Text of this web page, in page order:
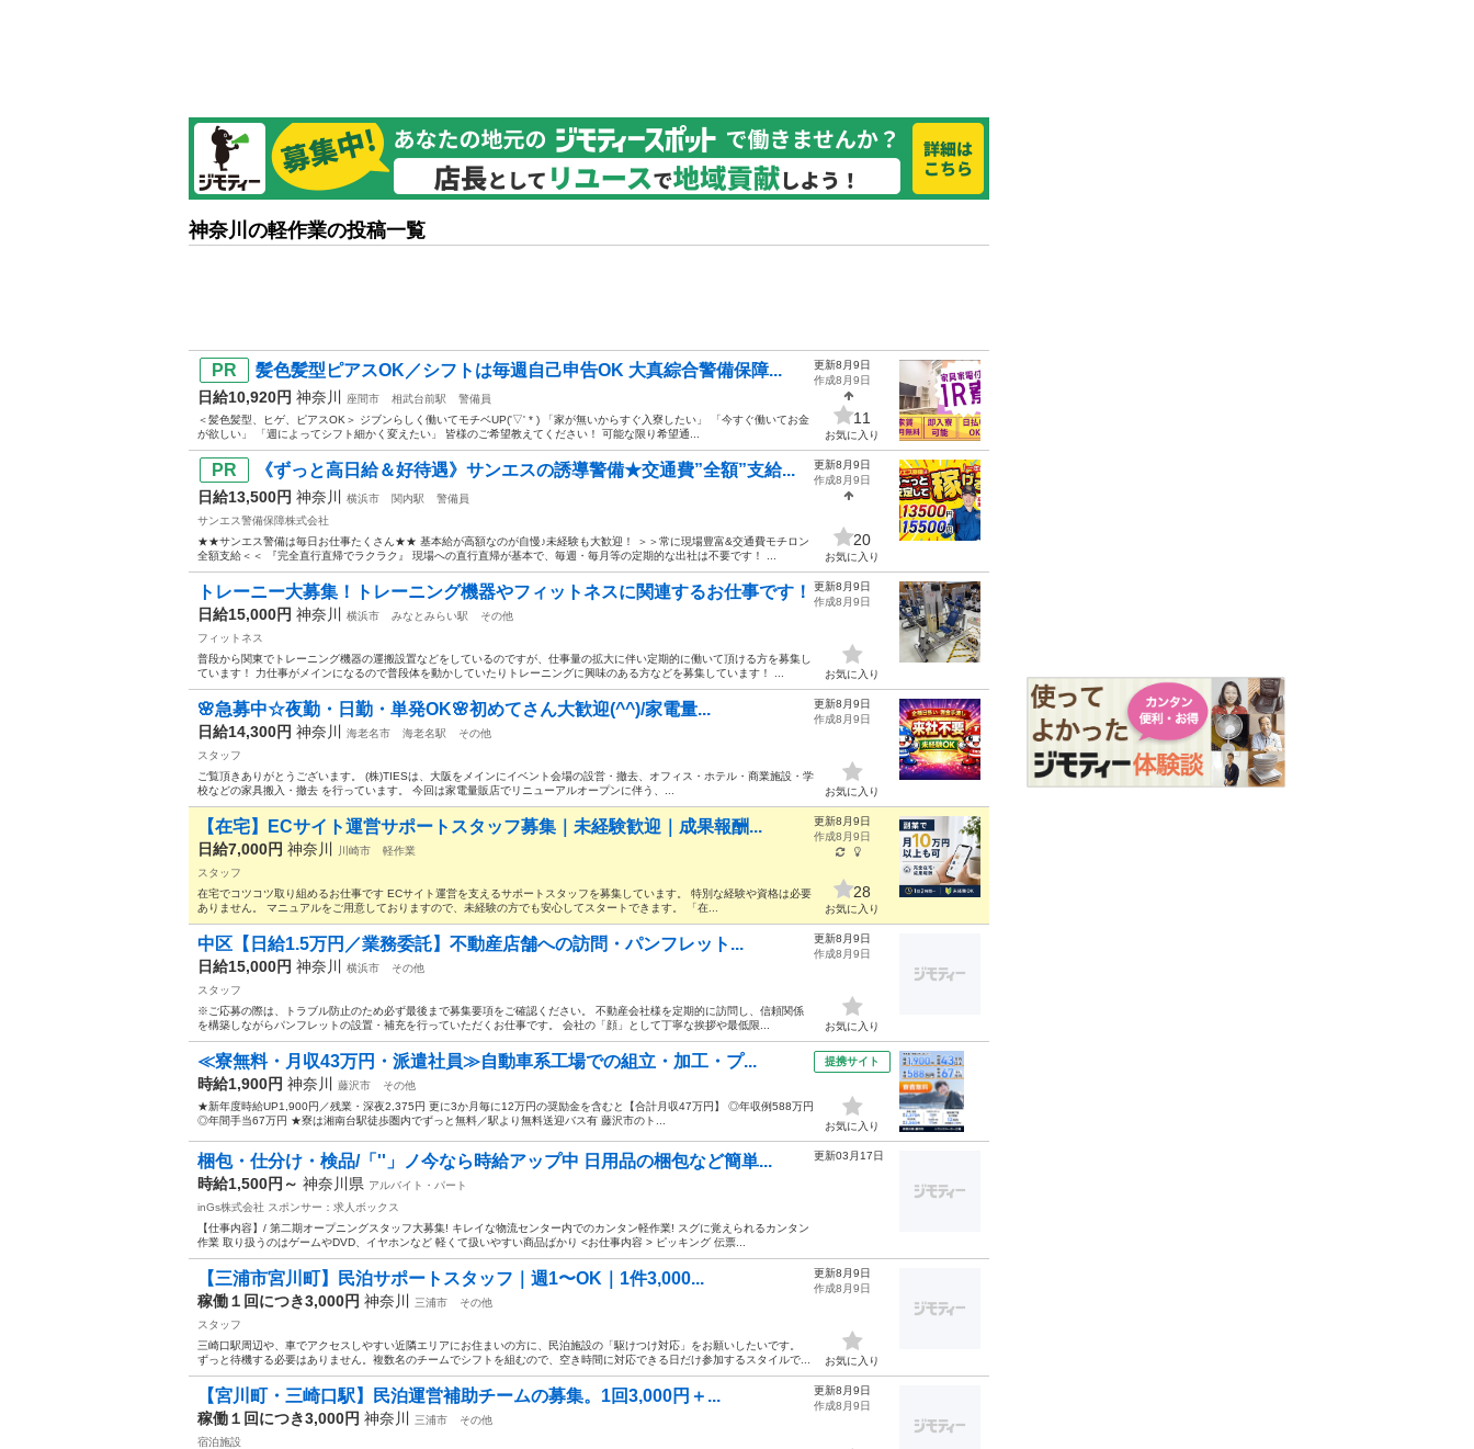
神奈川の軽作業の投稿一覧
髪色髪型ピアスOK／シフトは毎週自己申告OK 大真綜合警備保障...
日給10,920円 神奈川 座間市 相武台前駅
警備員
＜髪色髪型、ヒゲ、ピアスOK＞ ジブンらしく働いてモチベUP('▽' * ) 「家が無いからすぐ入寮したい」 「今すぐ働いてお金
が欲しい」 「週によってシフト細かく変えたい」 皆様のご希望教えてください！ 可能な限り希望通...
更新8月9日
作成8月9日
11
お気に入り
《ずっと高日給＆好待遇》サンエスの誘導警備★交通費”全額”支給...
日給13,500円 神奈川 横浜市 関内駅
警備員
サンエス警備保障株式会社
★★サンエス警備は毎日お仕事たくさん★★ 基本給が高額なのが自慢♪未経験も大歓迎！ ＞＞常に現場豊富&交通費モチロン
全額支給＜＜ 『完全直行直帰でラクラク』 現場への直行直帰が基本で、毎週・毎月等の定期的な出社は不要です！ ...
更新8月9日
作成8月9日
20
お気に入り
トレーニー大募集！トレーニング機器やフィットネスに関連するお仕事です！
日給15,000円 神奈川 横浜市 みなとみらい駅
その他
フィットネス
普段から関東でトレーニング機器の運搬設置などをしているのですが、仕事量の拡大に伴い定期的に働いて頂ける方を募集し
ています！ 力仕事がメインになるので普段体を動かしていたりトレーニングに興味のある方などを募集しています！ ...
更新8月9日
作成8月9日
お気に入り
🌸急募中☆夜勤・日勤・単発OK🌸初めてさん大歓迎(^^)/家電量...
日給14,300円 神奈川 海老名市 海老名駅
その他
スタッフ
ご覧頂きありがとうございます。 (株)TIESは、大阪をメインにイベント会場の設営・撤去、オフィス・ホテル・商業施設・学
校などの家具搬入・撤去 を行っています。 今回は家電量販店でリニューアルオープンに伴う、...
更新8月9日
作成8月9日
お気に入り
【在宅】ECサイト運営サポートスタッフ募集｜未経験歓迎｜成果報酬...
日給7,000円 神奈川 川崎市
軽作業
スタッフ
在宅でコツコツ取り組めるお仕事です ECサイト運営を支えるサポートスタッフを募集しています。 特別な経験や資格は必要
ありません。 マニュアルをご用意しておりますので、未経験の方でも安心してスタートできます。 「在...
更新8月9日
作成8月9日
28
お気に入り
中区【日給1.5万円／業務委託】不動産店舗への訪問・パンフレット...
日給15,000円 神奈川 横浜市
その他
スタッフ
※ご応募の際は、トラブル防止のため必ず最後まで募集要項をご確認ください。 不動産会社様を定期的に訪問し、信頼関係
を構築しながらパンフレットの設置・補充を行っていただくお仕事です。 会社の「顔」として丁寧な挨拶や最低限...
更新8月9日
作成8月9日
お気に入り
≪寮無料・月収43万円・派遣社員≫自動車系工場での組立・加工・プ...
時給1,900円 神奈川 藤沢市
その他
★新年度時給UP1,900円／残業・深夜2,375円 更に3か月毎に12万円の奨励金を含むと【合計月収47万円】 ◎年収例588万円
◎年間手当67万円 ★寮は湘南台駅徒歩圏内でずっと無料／駅より無料送迎バス有 藤沢市のト...
提携サイト
お気に入り
梱包・仕分け・検品/「''」ノ今なら時給アップ中 日用品の梱包など簡単...
時給1,500円～ 神奈川県 アルバイト・パート
inGs株式会社 スポンサー：求人ボックス
【仕事内容】/ 第二期オープニングスタッフ大募集! キレイな物流センター内でのカンタン軽作業! スグに覚えられるカンタン
作業 取り扱うのはゲームやDVD、イヤホンなど 軽くて扱いやすい商品ばかり <お仕事内容 > ピッキング 伝票...
更新03月17日
【三浦市宮川町】民泊サポートスタッフ｜週1〜OK｜1件3,000...
稼働１回につき3,000円 神奈川 三浦市
その他
スタッフ
三崎口駅周辺や、車でアクセスしやすい近隣エリアにお住まいの方に、民泊施設の「駆けつけ対応」をお願いしたいです。
ずっと待機する必要はありません。複数名のチームでシフトを組むので、空き時間に対応できる日だけ参加するスタイルで...
更新8月9日
作成8月9日
お気に入り
【宮川町・三崎口駅】民泊運営補助チームの募集。1回3,000円＋...
稼働１回につき3,000円 神奈川 三浦市
その他
宿泊施設
更新8月9日
作成8月9日